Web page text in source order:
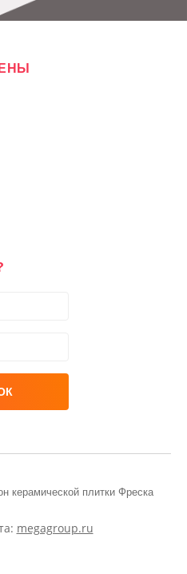
керамической плитки Фреска
megagroup.ru